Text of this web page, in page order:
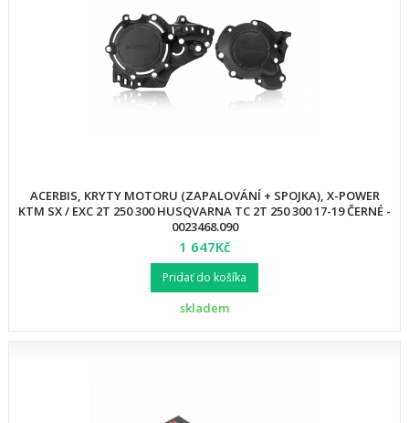
ACERBIS, KRYTY MOTORU (ZAPALOVÁNÍ + SPOJKA), X-POWER
KTM SX / EXC 2T 250 300 HUSQVARNA TC 2T 250 300 17-19 ČERNÉ -
0023468.090
1 647Kč
Pridať do košíka
skladem